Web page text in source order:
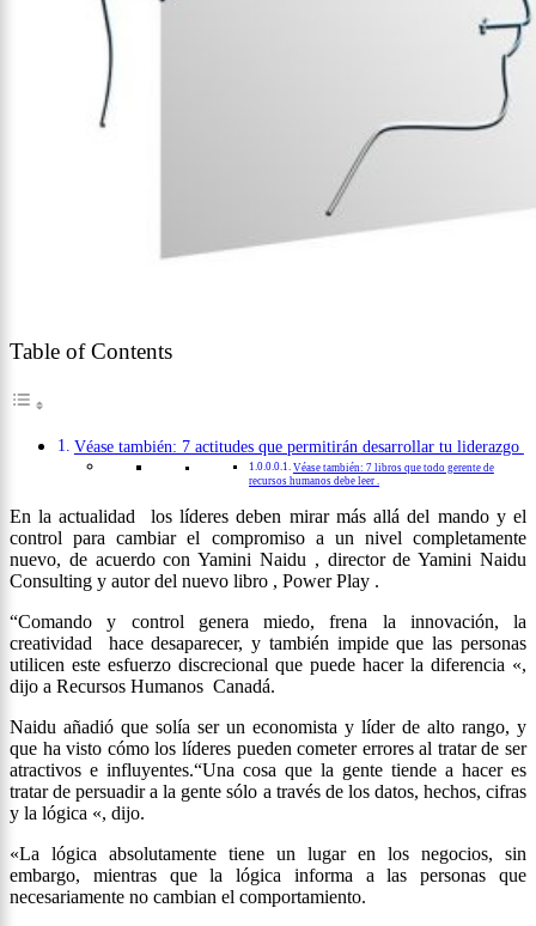
Table of Contents
Véase también: 7 actitudes que permitirán desarrollar tu liderazgo
Véase también: 7 libros que todo gerente de
recursos humanos debe leer .
En la actualidad los líderes deben mirar más allá del mando y el
control para cambiar el compromiso a un nivel completamente
nuevo, de acuerdo con Yamini Naidu , director de Yamini Naidu
Consulting y autor del nuevo libro , Power Play .
“Comando y control genera miedo, frena la innovación, la
creatividad hace desaparecer, y también impide que las personas
utilicen este esfuerzo discrecional que puede hacer la diferencia «,
dijo a Recursos Humanos Canadá.
Naidu añadió que solía ser un economista y líder de alto rango, y
que ha visto cómo los líderes pueden cometer errores al tratar de ser
atractivos e influyentes.“Una cosa que la gente tiende a hacer es
tratar de persuadir a la gente sólo a través de los datos, hechos, cifras
y la lógica «, dijo.
«La lógica absolutamente tiene un lugar en los negocios, sin
embargo, mientras que la lógica informa a las personas que
necesariamente no cambian el comportamiento.